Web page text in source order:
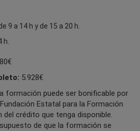
9 a 14 h y de 15 a 20 h.
h.
5.928€
formación puede ser bonificable por
Estatal para la Formación
del crédito que tenga disponible.
de que la formación se